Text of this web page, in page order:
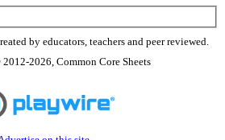
by educators, teachers and peer reviewed.
2026, Common Core Sheets